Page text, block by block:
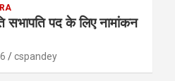
e
सभापति पद के लिए नामांकन
cspandey